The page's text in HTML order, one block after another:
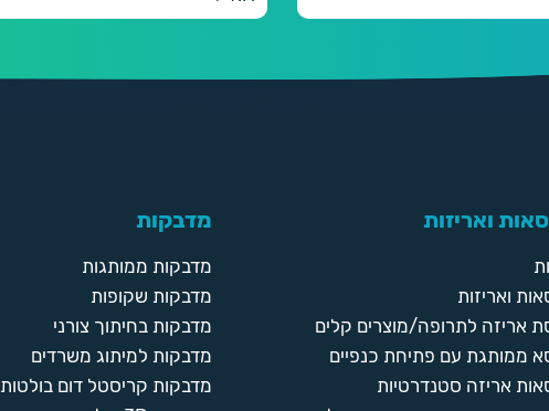
ואריזות
ואריזות
אריזה לתרופה/מוצרים קלים
ממותגת עם פתיחת כנפיים
אריזה סטנדרטיות
מדבקות
מדבקות ממותגות
מדבקות שקופות
מדבקות בחיתוך צורני
מדבקות למיתוג משרדים
מדבקות קריסטל דום בולטות